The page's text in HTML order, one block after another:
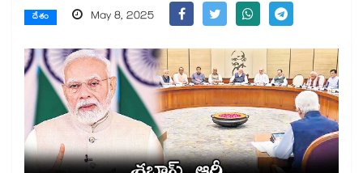
దేశం May 8, 2025